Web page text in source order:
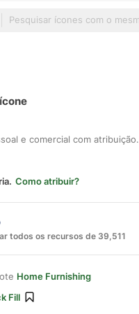
e comercial com atribuição.
Como atribuir?
todos os recursos de 39,511
Home Furnishing
Fill